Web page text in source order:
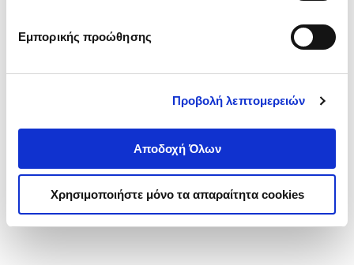
Εμπορικής προώθησης
Προβολή λεπτομερειών
Αποδοχή Όλων
Χρησιμοποιήστε μόνο τα απαραίτητα cookies